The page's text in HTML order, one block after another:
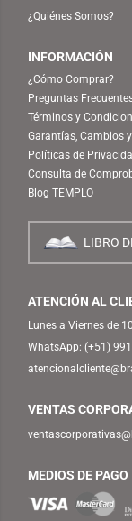
¿Quiénes Somos?
INFORMACIÓN
¿Cómo Comprar?
Preguntas
Términos y
Garantías, Cambios
Políticas de
Consulta de
Blog TEMPLO
LIBRO
ATENCIÓN AL
Lunes a Viernes de
WhatsApp: (+51)
VENTAS
MEDIOS DE PAGO